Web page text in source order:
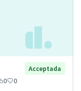
Acceptada
0 0